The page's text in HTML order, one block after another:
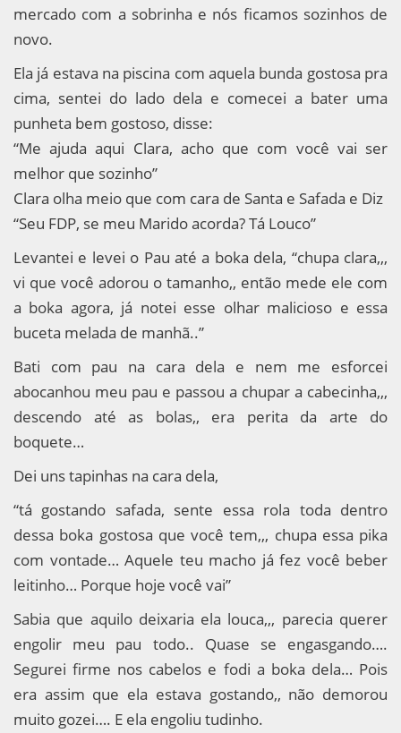
mercado com a sobrinha e nós ficamos sozinhos de
novo.
Ela já estava na piscina com aquela bunda gostosa pra
cima, sentei do lado dela e comecei a bater uma
punheta bem gostoso, disse:
“Me ajuda aqui Clara, acho que com você vai ser
melhor que sozinho”
Clara olha meio que com cara de Santa e Safada e Diz
“Seu FDP, se meu Marido acorda? Tá Louco”
Levantei e levei o Pau até a boka dela, “chupa clara,,,
vi que você adorou o tamanho,, então mede ele com
a boka agora, já notei esse olhar malicioso e essa
buceta melada de manhã..”
Bati com pau na cara dela e nem me esforcei
abocanhou meu pau e passou a chupar a cabecinha,,,
descendo até as bolas,, era perita da arte do
boquete…
Dei uns tapinhas na cara dela,
“tá gostando safada, sente essa rola toda dentro
dessa boka gostosa que você tem,,, chupa essa pika
com vontade… Aquele teu macho já fez você beber
leitinho… Porque hoje você vai”
Sabia que aquilo deixaria ela louca,,, parecia querer
engolir meu pau todo.. Quase se engasgando….
Segurei firme nos cabelos e fodi a boka dela… Pois
era assim que ela estava gostando,, não demorou
muito gozei…. E ela engoliu tudinho.